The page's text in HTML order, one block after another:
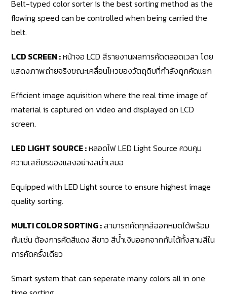
Belt-typed color sorter is the best sorting method as the
flowing speed can be controlled when being carried the
belt.
LCD SCREEN :หน้าจอ LCD สีรายงานผลการคัดตลอดเวลา โดย
แสดงภาพถ่ายจริงขณะเคลื่อนไหวของวัตถุดิบที่กำลังถูกคัดแยก
Efficient image aquisition where the real time image of
material is captured on video and displayed on LCD
screen.
LED LIGHT SOURCE :หลอดไฟ LED Light Source ควบคุม
ความเสถียรของแสงอย่างสม่ำเสมอ
Equipped with LED Light source to ensure highest image
quality sorting.
MULTI COLOR SORTING :สามารถคัดทุกสีออกหมดได้พร้อม
กันเช่น ต้องการคัดสีแดง สีขาว สีน้ำเงินออกจากกันได้ทั้งสามสีใน
การคัดครั้งเดียว
Smart system that can seperate many colors all in one